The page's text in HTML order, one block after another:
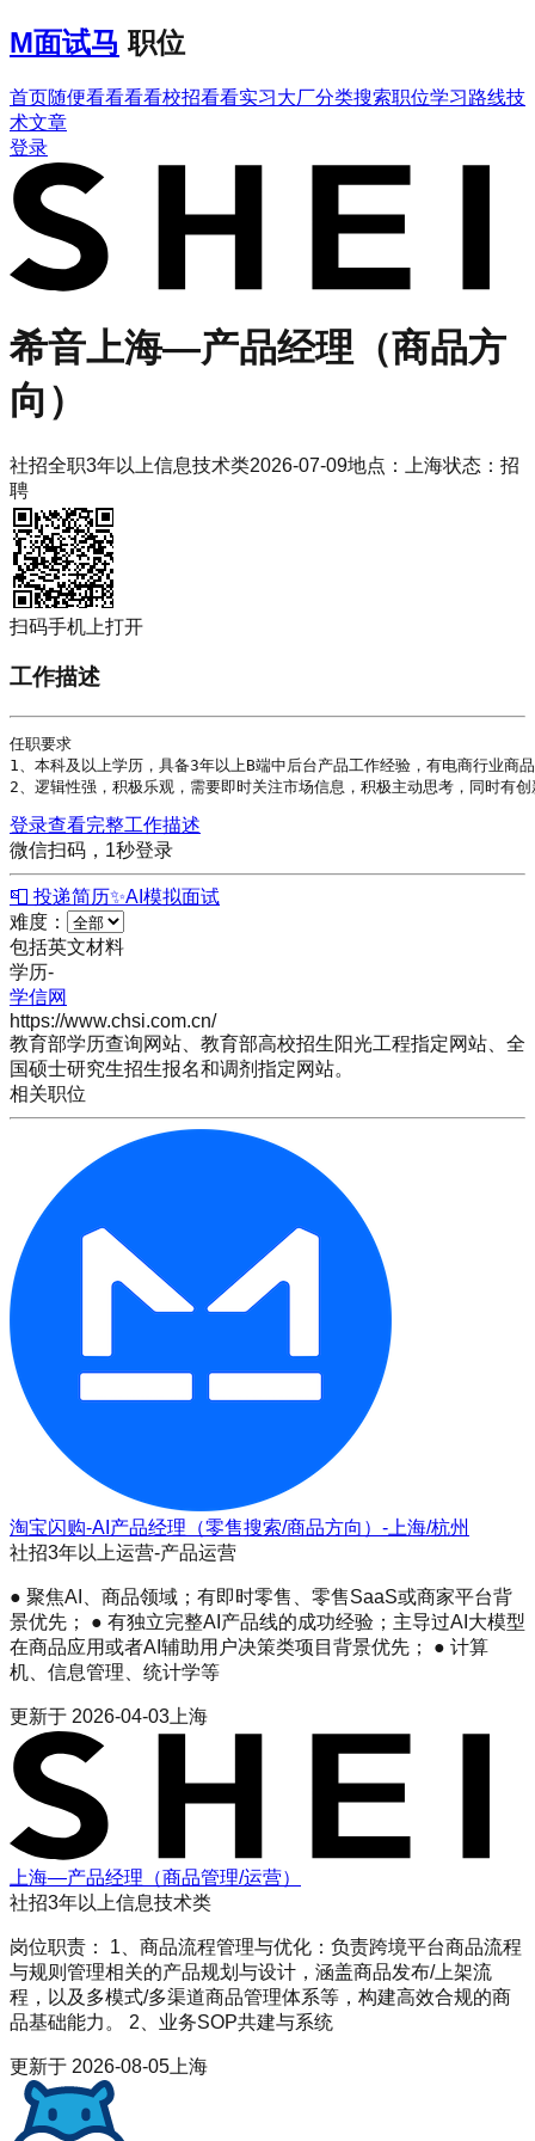
M面试马 职位
首页随便看看看看校招看看实习大厂分类搜索职位学习路线技
术文章
登录
希音上海—产品经理（商品方
向）
社招全职3年以上信息技术类2026-07-09地点： 上海状态： 招
聘
扫码手机上打开
工作描述
任职要求
1、本科及以上学历 ，具备3年以上B端中后台产品工作经验，有电商行业商
2、逻辑性强，积极乐观，需要即时关注市场信息，积极主动思考，同时有
登录查看完整工作描述
微信扫码，1秒登录
📮 投递简历✨AI模拟面试
难度：
包括英文材料
学历-
学信网
https://www.chsi.com.cn/
教育部学历查询网站、教育部高校招生阳光工程指定网站、全
国硕士研究生招生报名和调剂指定网站。
相关职位
淘宝闪购-AI产品经理（零售搜索/商品方向）-上海/杭州
社招3年以上运营-产品运营
● 聚焦AI、商品领域；有即时零售、零售SaaS或商家平台背
景优先； ● 有独立完整AI产品线的成功经验；主导过AI大模型
在商品应用或者AI辅助用户决策类项目背景优先； ● 计算
机、信息管理、统计学等
更新于 2026-04-03 上海
上海—产品经理（商品管理/运营）
社招3年以上信息技术类
岗位职责： 1、商品流程管理与优化：负责跨境平台商品流程
与规则管理相关的产品规划与设计，涵盖商品发布/上架流
程，以及多模式/多渠道商品管理体系等，构建高效合规的商
品基础能力。 2、业务SOP共建与系统
更新于 2026-08-05 上海